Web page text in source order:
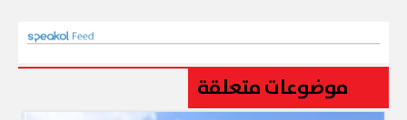
موضوعات متعلقة